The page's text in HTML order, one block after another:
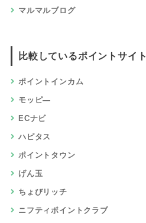
マルマルブログ
比較しているポイントサイト
ポイントインカム
モッピ―
ECナビ
ハピタス
ポイントタウン
げん玉
ちょびリッチ
ニフティポイントクラブ